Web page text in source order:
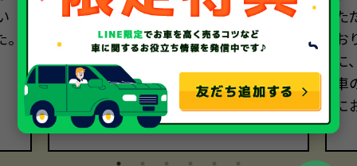
寧な説明に安心感を覚え、契約を決
めました。当日、引き取りに来てく
ださった方も非常に礼儀正しく、安
心して車を託すことができました。